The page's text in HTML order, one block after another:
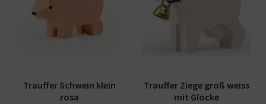
Trauffer Schwein klein
rosa
Trauffer Ziege groß weiss
mit Glocke